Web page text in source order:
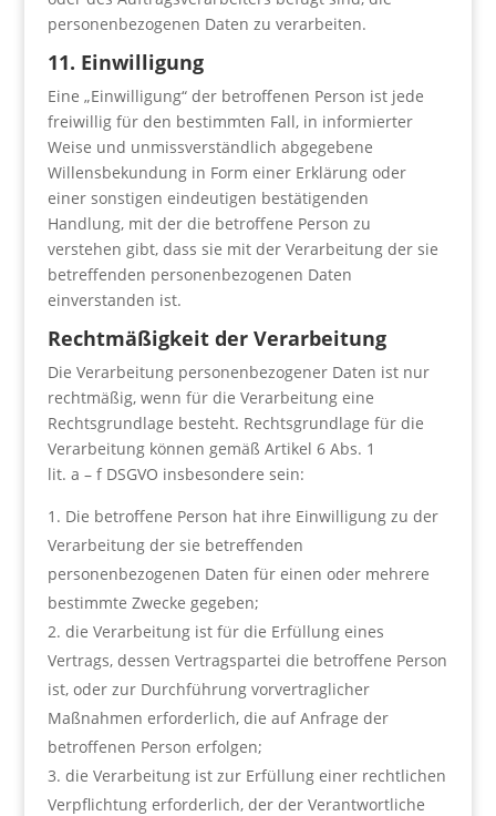
personenbezogenen Daten zu verarbeiten.
11. Einwilligung
Eine „Einwilligung“ der betroffenen Person ist jede
freiwillig für den bestimmten Fall, in informierter
Weise und unmissverständlich abgegebene
Willensbekundung in Form einer Erklärung oder
einer sonstigen eindeutigen bestätigenden
Handlung, mit der die betroffene Person zu
verstehen gibt, dass sie mit der Verarbeitung der sie
betreffenden personenbezogenen Daten
einverstanden ist.
Rechtmäßigkeit der Verarbeitung
Die Verarbeitung personenbezogener Daten ist nur
rechtmäßig, wenn für die Verarbeitung eine
Rechtsgrundlage besteht. Rechtsgrundlage für die
Verarbeitung können gemäß Artikel 6 Abs. 1
lit. a – f DSGVO insbesondere sein:
Die betroffene Person hat ihre Einwilligung zu der
Verarbeitung der sie betreffenden
personenbezogenen Daten für einen oder mehrere
bestimmte Zwecke gegeben;
die Verarbeitung ist für die Erfüllung eines
Vertrags, dessen Vertragspartei die betroffene Person
ist, oder zur Durchführung vorvertraglicher
Maßnahmen erforderlich, die auf Anfrage der
betroffenen Person erfolgen;
die Verarbeitung ist zur Erfüllung einer rechtlichen
Verpflichtung erforderlich, der der Verantwortliche